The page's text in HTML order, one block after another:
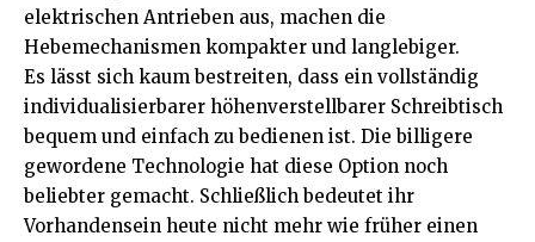
elektrischen Antrieben aus, machen die
Hebemechanismen kompakter und langlebiger.
Es lässt sich kaum bestreiten, dass ein vollständig
individualisierbarer höhenverstellbarer Schreibtisch
bequem und einfach zu bedienen ist. Die billigere
gewordene Technologie hat diese Option noch
beliebter gemacht. Schließlich bedeutet ihr
Vorhandensein heute nicht mehr wie früher einen